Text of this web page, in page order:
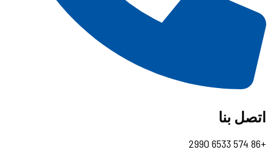
اتصل بنا
+86 574 6533 2990